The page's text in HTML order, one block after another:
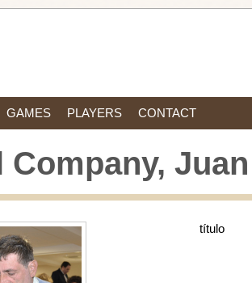
GAMES PLAYERS CONTACT
Company, Juan
título